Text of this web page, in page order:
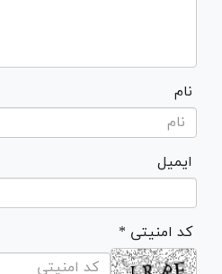
نام
ایمیل
* کد امنیتی